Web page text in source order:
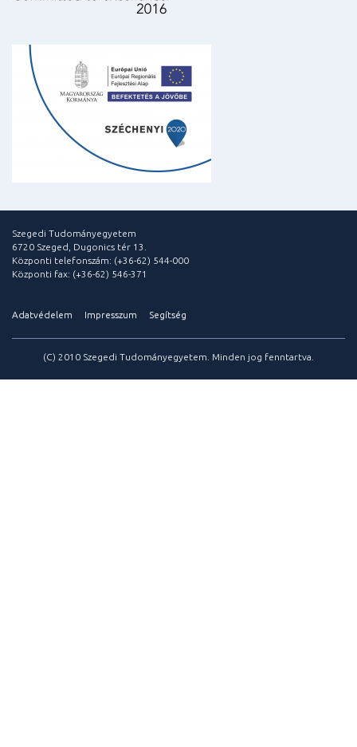
Szegedi Tudományegyetem
6720 Szeged, Dugonics tér 13.
Központi telefonszám: (+36-62) 544-000
Központi fax: (+36-62) 546-371
Adatvédelem Impresszum Segítség
(C) 2010 Szegedi Tudományegyetem. Minden jog fenntartva.